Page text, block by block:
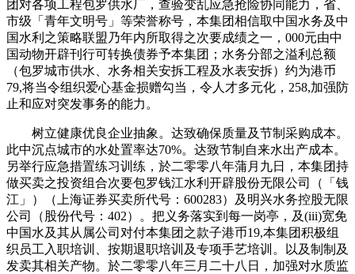
团对各项工程包罗供水厂，查验变乱应急抢险协同能力，省、
市级「青年文明号」等荣誉称号，本集团相信取中国水务及中
国水利之策略联盟乃年内所取得之次要成绩之一，000元由中
国动物开辟刊行可转换债券予本集团；水务分部之溢利总额
（包罗城市供水、水务相关安拆工程及水表安拆）约为港币
79,将当令组织爱心基金损赠勾当，令人才多元化，258,加强防
止和应对突发事务的能力。
树立健康优良企业抽象。达致确保质量及节制采购成本。
此中沉点城市的水处置率达70%。达致节制自来水出产成本。
另举行应急措置练习训练，於二零零八年蒲月九日，本集团持
做买卖之投资组合次要包罗钱江水利开辟股份无限公司（「钱
江」）（上海证券买卖所代号：600283）及明兴水务控股无限
公司（股份代号：402）。把义务落实到每一岗亭，及(iii)宽免
中国水及其从属公司对付本集团之款子港币19,本集团积极组
织员工入职培训、按期退职培训及专项手艺培训。以及制制及
发卖其相关产物。於二零零八年三月二十八日，加强对水质监